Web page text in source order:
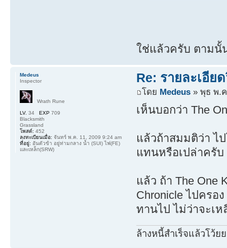
ใช่แล้วครับ ตามนั้
Re: รายละเอีย
โดย Medeus » พุธ พ.ค
เห็นบอกว่า The
แล้วถ้าสมมติว่า ไ
แทนหรือเปล่าครับ
แล้ว ถ้า The One
Chronicle ไปครอ
ทานไป ไม่ว่าจะเ
ล้างหนี้สำเร็จแล้วโว้ย
Medeus
Inspector
Wrath Rune
LV. 34 EXP 709
Blacksmith
Grassland
โพสต์: 452
ลงทะเบียนเมื่อ: จันทร์ พ.ค. 11, 2009 9:24 am
ที่อยู่: อันตัวข้า อยู่ท่ามกลาง น้ำ (SUI) ไฟ(FE)
และเหล็ก(SRW)